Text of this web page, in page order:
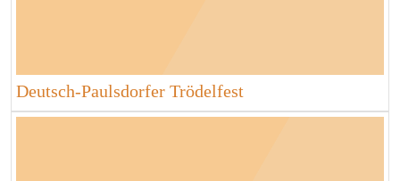
Deutsch-Paulsdorfer Trödelfest